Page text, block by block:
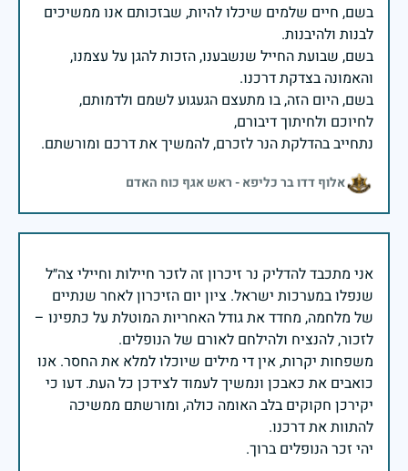
בשם, חיים שלמים שיכלו להיות, שבזכותם אנו ממשיכים
בשם, שבועת החייל שנשבענו, הזכות להגן על עצמנו,
בשם, היום הזה, בו מתעצם הגעגוע לשמם ולדמותם,
נתחייב בהדלקת הנר לזכרם, להמשיך את דרכם ומורשתם.
אלוף דדו בר כליפא - ראש אגף כוח האדם
אני מתכבד להדליק נר זיכרון זה לזכר חיילות וחיילי צה״ל
שנפלו במערכות ישראל. ציון יום הזיכרון לאחר שנתיים
של מלחמה, מחדד את גודל האחריות המוטלת על כתפינו –
משפחות יקרות, אין די מילים שיוכלו למלא את החסר. אנו
כואבים את כאבכן ונמשיך לעמוד לצידכן כל העת. דעו כי
יקירכן חקוקים בלב האומה כולה, ומורשתם ממשיכה
יהי זכר הנופלים ברוך.